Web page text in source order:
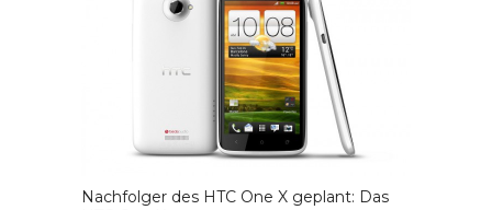
Nachfolger des HTC One X geplant: Das